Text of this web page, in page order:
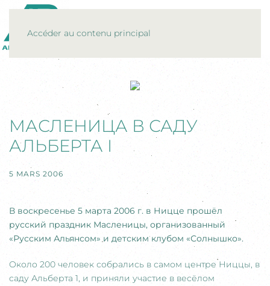
Accéder au contenu principal
МАСЛЕНИЦА В САДУ
АЛЬБЕРТА I
5 MARS 2006
В воскресенье 5 марта 2006 г. в Ницце прошёл
русский праздник Масленицы, организованный
«Русским Альянсом» и детским клубом «Солнышко».
Около 200 человек собрались в самом центре Ниццы, в
саду Альберта 1, и приняли участие в весёлом